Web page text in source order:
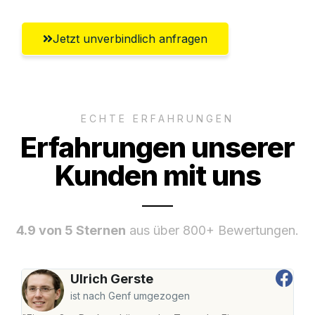
Jetzt unverbindlich anfragen
ECHTE ERFAHRUNGEN
Erfahrungen unserer
Kunden mit uns
4.9 von 5 Sternen aus über 800+ Bewertungen.
Ulrich Gerste
ist nach Genf umgezogen